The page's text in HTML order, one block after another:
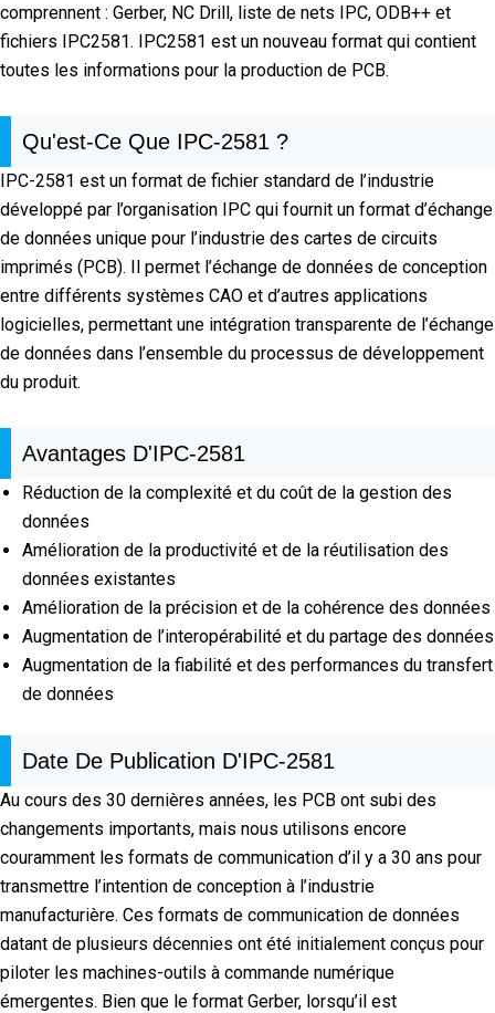
comprennent : Gerber, NC Drill, liste de nets IPC, ODB++ et
fichiers IPC2581. IPC2581 est un nouveau format qui contient
toutes les informations pour la production de PCB.
Qu'est-Ce Que IPC-2581 ?
IPC-2581 est un format de fichier standard de l’industrie
développé par l’organisation IPC qui fournit un format d’échange
de données unique pour l’industrie des cartes de circuits
imprimés (PCB). Il permet l’échange de données de conception
entre différents systèmes CAO et d’autres applications
logicielles, permettant une intégration transparente de l’échange
de données dans l’ensemble du processus de développement
du produit.
Avantages D'IPC-2581
Réduction de la complexité et du coût de la gestion des
données
Amélioration de la productivité et de la réutilisation des
données existantes
Amélioration de la précision et de la cohérence des données
Augmentation de l’interopérabilité et du partage des données
Augmentation de la fiabilité et des performances du transfert
de données
Date De Publication D'IPC-2581
Au cours des 30 dernières années, les PCB ont subi des
changements importants, mais nous utilisons encore
couramment les formats de communication d’il y a 30 ans pour
transmettre l’intention de conception à l’industrie
manufacturière. Ces formats de communication de données
datant de plusieurs décennies ont été initialement conçus pour
piloter les machines-outils à commande numérique
émergentes. Bien que le format Gerber, lorsqu’il est